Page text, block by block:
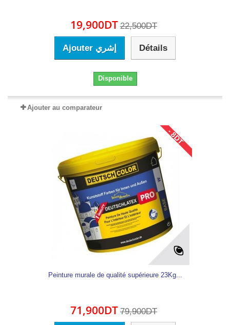
19,900DT 22,500DT
Ajouter إشري Détails
Disponible
Ajouter au comparateur
- 8DT
Peinture murale de qualité supérieure 23Kg...
71,900DT 79,900DT